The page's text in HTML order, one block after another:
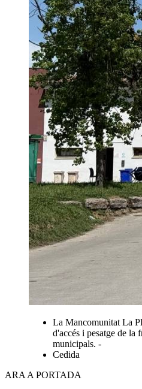
La Mancomunitat La
d'accés i pesatge de la
municipals. -
Cedida
ARA A PORTADA